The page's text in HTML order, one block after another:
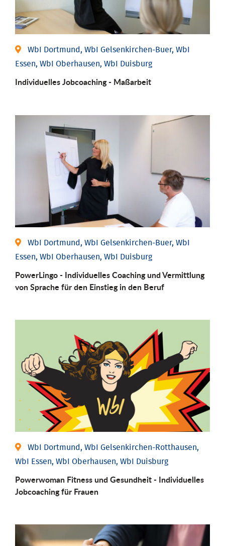
WbI Dortmund, WbI Gelsenkirchen-Buer, WbI
Essen, WbI Oberhausen, WbI Duisburg
Individu­elles Job­coaching - Maßarbeit
WbI Dortmund, WbI Gelsenkirchen-Buer, WbI
Essen, WbI Oberhausen, WbI Duisburg
PowerLingo - Individuelles Coaching und Vermittlung
von Sprache für den Einstieg in den Beruf
WbI Dortmund, WbI Gelsenkirchen-Rotthausen,
WbI Essen, WbI Oberhausen, WbI Duisburg
Powerwoman Fitness und Gesund­heit - Individu­elles
Job­coaching für Frauen